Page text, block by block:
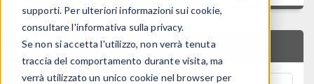
supporti. Per ulteriori informazioni sui cookie,
consultare l'informativa sulla privacy.
Se non si accetta l'utilizzo, non verrà tenuta
traccia del comportamento durante visita, ma
verrà utilizzato un unico cookie nel browser per
RICERCA RAPIDA